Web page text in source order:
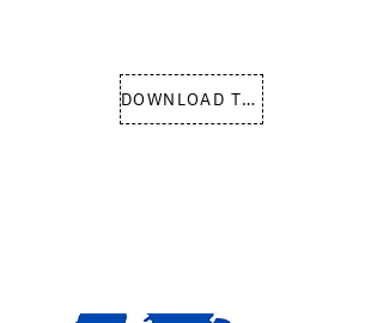
DOWNLOAD THE PDF VERSION